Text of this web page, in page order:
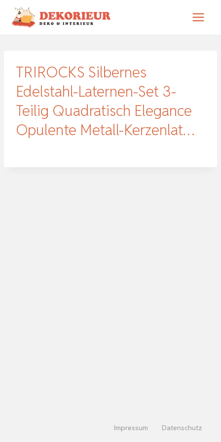
Zum
Inhalt
TRIROCKS Silbernes
Edelstahl-Laternen-Set 3-
Teilig Quadratisch Elegance
Opulente Metall-Kerzenlat…
Impressum Datenschutz